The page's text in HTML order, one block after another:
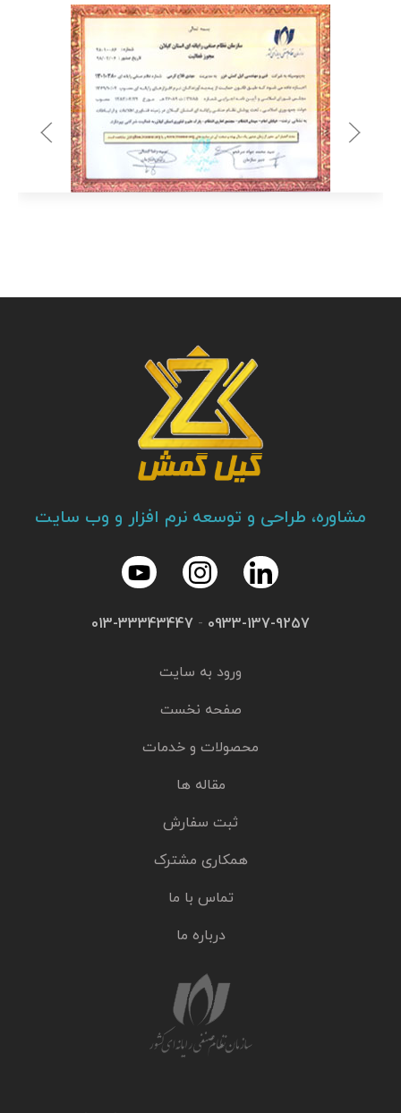
مشاوره، طراحی و توسعه نرم افزار و وب سایت
0933-137-9257
-
013-33343447
ورود به سایت
صفحه نخست
محصولات و خدمات
مقاله ها
ثبت سفارش
همکاری مشترک
تماس با ما
درباره ما